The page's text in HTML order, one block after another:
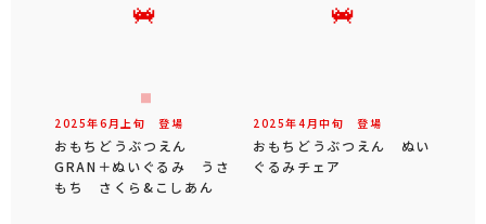
2025年6 月 上旬 登場
おもちどうぶつえん
GRAN＋ぬいぐるみ うさ
もち さくら&こしあん
2025年4 月中旬 登場
おもちどうぶつえん ぬい
ぐるみチェア